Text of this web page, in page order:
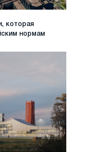
которая
нормам